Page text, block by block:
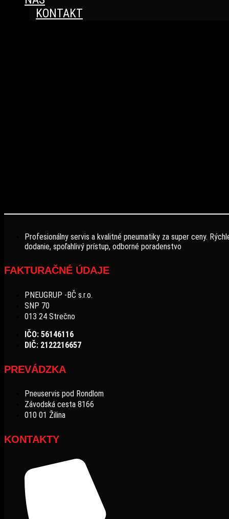
KONTAKT
Profesionálny servis a kvalitné pneumatiky za super ceny.
dodanie, spoľahlivý prístup, odborné poradenstvo
FAKTURAČNÉ ÚDAJE
PNEUGRUP -BČ s.r.o.
SNP 70
013 24 Strečno
IČO: 56146116
DIČ: 2122216657
PREVÁDZKA
Pneuservis pod Rondlom
Závodská cesta 8166
010 01 Žilina
KONTAKTY